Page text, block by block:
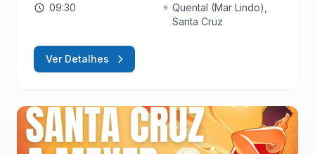
09:30
Quental (Mar Lindo),
Santa Cruz
Ver Detalhes